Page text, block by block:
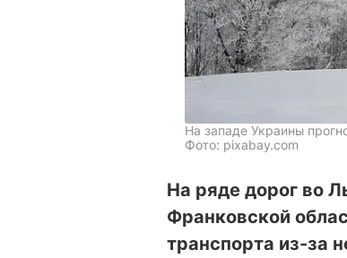
На западе Украины
Фото: pixabay.com
На ряде дорог во
Франковской
транспорта из-за